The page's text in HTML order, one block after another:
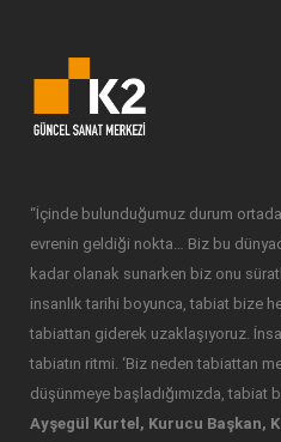
“İçinde bulunduğumuz durum
evrenin geldiği nokta… Biz bu
kadar olanak sunarken biz onu
insanlık tarihi boyunca, tabiat bize
tabiattan giderek uzaklaşıyoruz.
tabiatın ritmi. ‘Biz neden tabiattan
düşünmeye başladığımızda, tabiat
Ayşegül Kurtel, Kurucu Başkan,